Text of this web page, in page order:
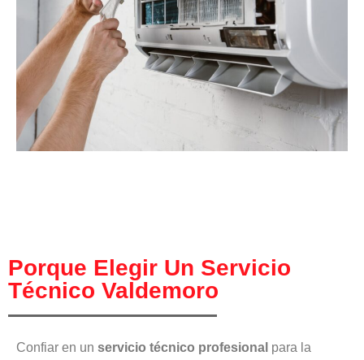
Porque Elegir Un Servicio
Técnico Valdemoro
Confiar en un servicio técnico profesional para la